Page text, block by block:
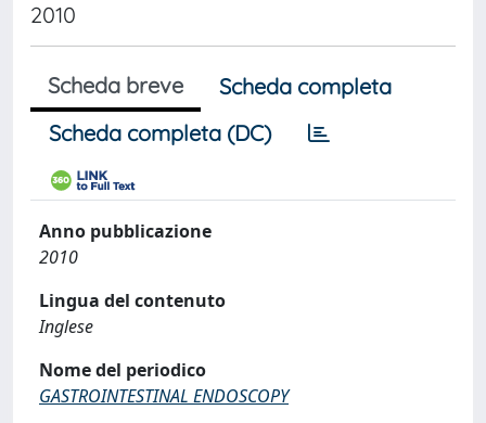
2010
Scheda breve
Scheda completa
Scheda completa (DC)
Anno pubblicazione
2010
Lingua del contenuto
Inglese
Nome del periodico
GASTROINTESTINAL ENDOSCOPY